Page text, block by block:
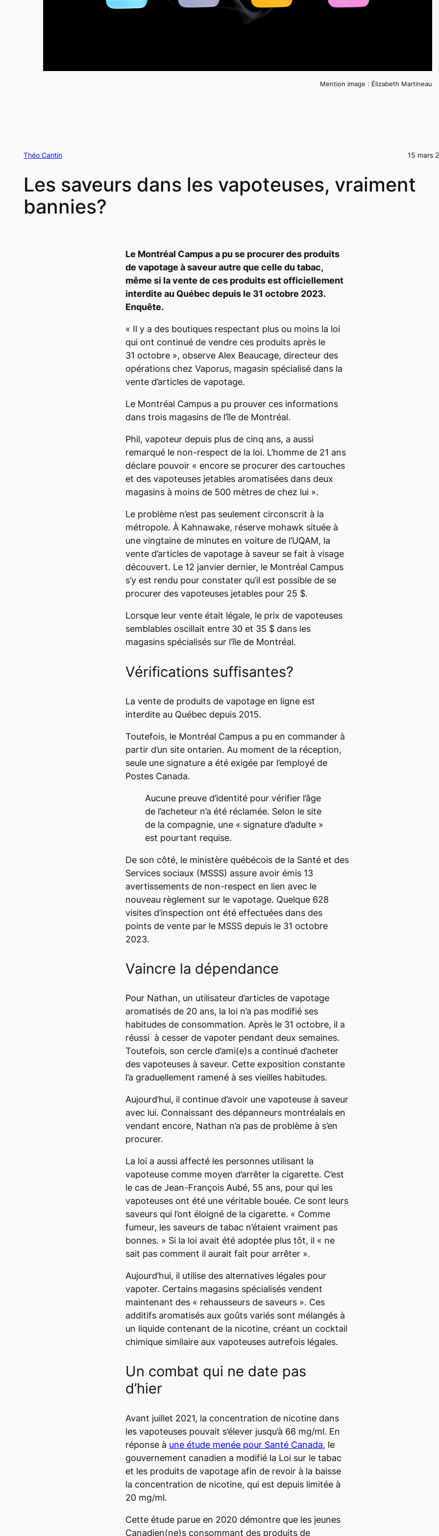
Mention image : Élizabeth Martineau
Théo Cantin 15 mars
Les saveurs dans les vapoteuses, vraiment
bannies?
Le Montréal Campusa pu se procurer des produits
de vapotage à saveur autre que celle du tabac,
même si la vente de ces produits est officiellement
interdite au Québec depuis le 31 octobre 2023.
Enquête.
« Il y a des boutiques respectant plus ou moins la loi
qui ont continué de vendre ces produits après le
31 octobre », observe Alex Beaucage, directeur des
opérations chez Vaporus, magasin spécialisé dans la
vente d’articles de vapotage.
Le Montréal Campus a pu prouver ces informations
dans trois magasins de l’île de Montréal.
Phil, vapoteur depuis plus de cinq ans, a aussi
remarqué le non-respect de la loi. L’homme de 21 ans
déclare pouvoir « encore se procurer des cartouches
et des vapoteuses jetables aromatisées dans deux
magasins à moins de 500 mètres de chez lui ».
Le problème n’est pas seulement circonscrit à la
métropole. À Kahnawake, réserve mohawk située à
une vingtaine de minutes en voiture de l’UQAM, la
vente d’articles de vapotage à saveur se fait à visage
découvert. Le 12 janvier dernier, le Montréal Campus
s’y est rendu pour constater qu’il est possible de se
procurer des vapoteuses jetables pour 25 $.
Lorsque leur vente était légale, le prix de vapoteuses
semblables oscillait entre 30 et 35 $ dans les
magasins spécialisés sur l’île de Montréal.
Vérifications suffisantes?
La vente de produits de vapotage en ligne est
interdite au Québec depuis 2015.
Toutefois, le Montréal Campus a pu en commander à
partir d’un site ontarien. Au moment de la réception,
seule une signature a été exigée par l’employé de
Postes Canada.
Aucune preuve d’identité pour vérifier l’âge
de l’acheteur n’a été réclamée. Selon le site
de la compagnie, une « signature d’adulte »
est pourtant requise.
De son côté, le ministère québécois de la Santé et des
Services sociaux (MSSS) assure avoir émis 13
avertissements de non-respect en lien avec le
nouveau règlement sur le vapotage. Quelque 628
visites d’inspection ont été effectuées dans des
points de vente par le MSSS depuis le 31 octobre
2023.
Vaincre la dépendance
Pour Nathan, un utilisateur d’articles de vapotage
aromatisés de 20 ans, la loi n’a pas modifié ses
habitudes de consommation. Après le 31 octobre, il a
réussi à cesser de vapoter pendant deux semaines.
Toutefois, son cercle d’ami(e)s a continué d’acheter
des vapoteuses à saveur. Cette exposition constante
l’a graduellement ramené à ses vieilles habitudes.
Aujourd’hui, il continue d’avoir une vapoteuse à saveur
avec lui. Connaissant des dépanneurs montréalais en
vendant encore, Nathan n’a pas de problème à s’en
procurer.
La loi a aussi affecté les personnes utilisant la
vapoteuse comme moyen d’arrêter la cigarette. C’est
le cas de Jean-François Aubé, 55 ans, pour qui les
vapoteuses ont été une véritable bouée. Ce sont leurs
saveurs qui l’ont éloigné de la cigarette. « Comme
fumeur, les saveurs de tabac n’étaient vraiment pas
bonnes. » Si la loi avait été adoptée plus tôt, il « ne
sait pas comment il aurait fait pour arrêter ».
Aujourd’hui, il utilise des alternatives légales pour
vapoter. Certains magasins spécialisés vendent
maintenant des « rehausseurs de saveurs ». Ces
additifs aromatisés aux goûts variés sont mélangés à
un liquide contenant de la nicotine, créant un cocktail
chimique similaire aux vapoteuses autrefois légales.
Un combat qui ne date pas
d’hier
Avant juillet 2021, la concentration de nicotine dans
les vapoteuses pouvait s’élever jusqu’à 66 mg/ml. En
réponse à une étude menée pour Santé Canada, le
gouvernement canadien a modifié la Loi sur le tabac
et les produits de vapotage afin de revoir à la baisse
la concentration de nicotine, qui est depuis limitée à
20 mg/ml.
Cette étude parue en 2020 démontre que les jeunes
Canadien(ne)s consommant des produits de